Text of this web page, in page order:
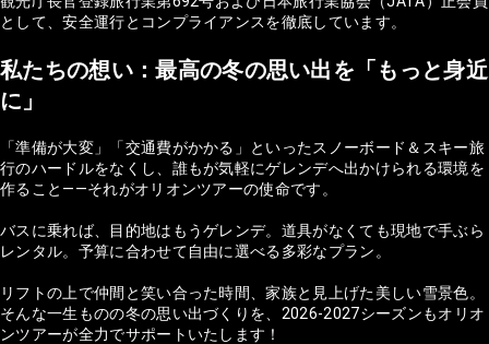
として、安全運行とコンプライアンスを徹底しています。
私たちの想い：最高の冬の思い出を「もっと身近
に」
「準備が大変」「交通費がかかる」といったスノーボード＆スキー旅
行のハードルをなくし、誰もが気軽にゲレンデへ出かけられる環境を
作ること——それがオリオンツアーの使命です。
バスに乗れば、目的地はもうゲレンデ。道具がなくても現地で手ぶら
レンタル。予算に合わせて自由に選べる多彩なプラン。
リフトの上で仲間と笑い合った時間、家族と見上げた美しい雪景色。
そんな一生ものの冬の思い出づくりを、2026-2027シーズンもオリオ
ンツアーが全力でサポートいたします！